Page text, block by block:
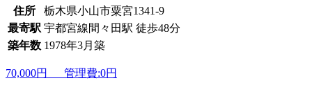
住所
栃木県小山市粟宮1341-9
最寄駅 宇都宮線間々田駅 徒歩48分
築年数 1978年3月築
70,000円 管理費:0円